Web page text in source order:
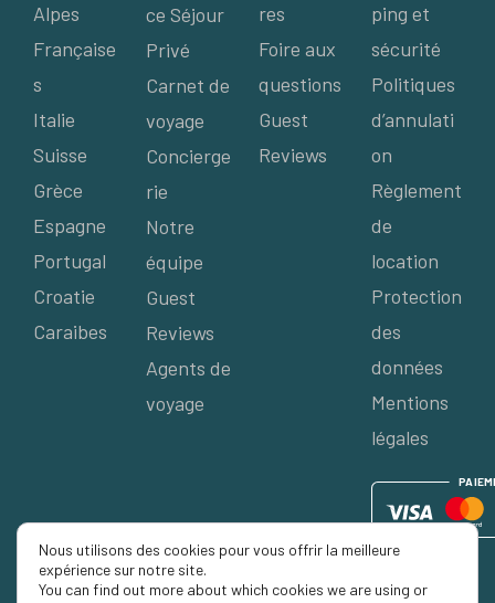
Alpes
Française
s
Italie
Suisse
Grèce
Espagne
Portugal
Croatie
Caraibes
ce Séjour
Privé
Carnet de
voyage
Concierge
rie
Notre
équipe
Guest
Reviews
Agents de
voyage
res
Foire aux
questions
Guest
Reviews
ping et
sécurité
Politiques
d’annulati
on
Règlement
de
location
Protection
des
données
Mentions
légales
PAIEM
Nous utilisons des cookies pour vous offrir la meilleure
expérience sur notre site.
You can find out more about which cookies we are using or